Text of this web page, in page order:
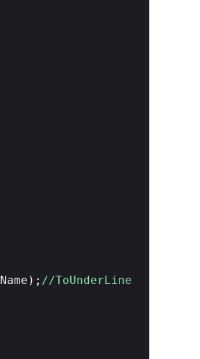
//ToUnderLine